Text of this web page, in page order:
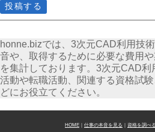
honne.bizでは、3次元CAD利用技
音や、取得するために必要な費用
を集計しております。3次元CAD
活動や転職活動、関連する資格試
どにお役立てください。
HOME 仕事の本音を見る 資格を調べる